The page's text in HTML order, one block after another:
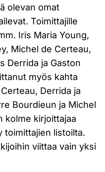
olevan omat
Toimittajille
Iris Maria Young,
Michel de Certeau,
Derrida ja Gaston
myös kahta
Derrida ja
Bourdieun ja Michel
kolme kirjoittajaa
toimittajien listoilta.
viittaa vain yksi